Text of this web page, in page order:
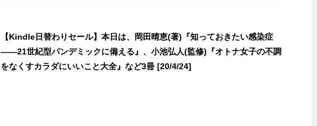
【Kindle日替わりセール】本日は、岡田晴恵(著)『知っておきたい感染症
――21世紀型パンデミックに備える』、小池弘人(監修)『オトナ女子の不調
をなくすカラダにいいこと大全』など3冊 [20/4/24]